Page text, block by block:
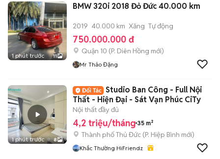
1 phút trước 11
BMW 320i 2018 Đỏ Đức 40.000 km
2019 40.000 km Xăng Tự động
750.000.000 đ
Quận 10 (P. Diên Hồng mới)
Mr Thảo Đặng
1 phút trước 8
Studio Ban Công - Full Nội
Thất - Hiện Đại - Sát Vạn Phúc CiTy
Nội thất đầy đủ
4,2 triệu/tháng 35 m²
Thành phố Thủ Đức (P. Hiệp Bình mới)
Khắc Thường HiFriendz